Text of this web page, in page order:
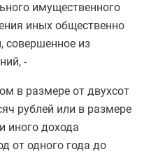
имущественного
иных общественно
совершенное из
-
в размере от двухсот
рублей или в размере
иного дохода
от одного года до